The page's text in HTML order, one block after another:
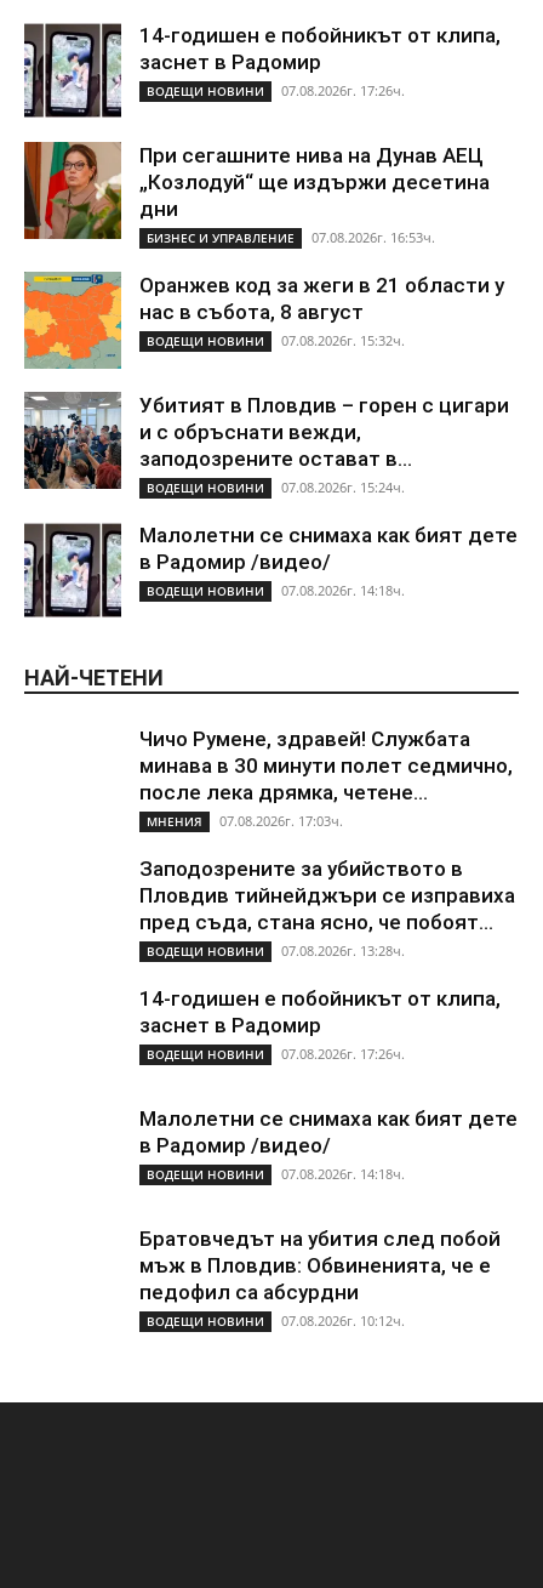
14-годишен е побойникът от клипа,
заснет в Радомир
ВОДЕЩИ НОВИНИ 07.08.2026г. 17:26ч.
При сегашните нива на Дунав АЕЦ
„Козлодуй“ ще издържи десетина
дни
БИЗНЕС И УПРАВЛЕНИЕ 07.08.2026г. 16:53ч.
Оранжев код за жеги в 21 области у
нас в събота, 8 август
ВОДЕЩИ НОВИНИ 07.08.2026г. 15:32ч.
Убитият в Пловдив – горен с цигари
и с обръснати вежди,
заподозрените остават в...
ВОДЕЩИ НОВИНИ 07.08.2026г. 15:24ч.
Малолетни се снимаха как бият дете
в Радомир /видео/
ВОДЕЩИ НОВИНИ 07.08.2026г. 14:18ч.
НАЙ-ЧЕТЕНИ
Чичо Румене, здравей! Службата
минава в 30 минути полет седмично,
после лека дрямка, четене...
МНЕНИЯ 07.08.2026г. 17:03ч.
Заподозрените за убийството в
Пловдив тийнейджъри се изправиха
пред съда, стана ясно, че побоят...
ВОДЕЩИ НОВИНИ 07.08.2026г. 13:28ч.
14-годишен е побойникът от клипа,
заснет в Радомир
ВОДЕЩИ НОВИНИ 07.08.2026г. 17:26ч.
Малолетни се снимаха как бият дете
в Радомир /видео/
ВОДЕЩИ НОВИНИ 07.08.2026г. 14:18ч.
Братовчедът на убития след побой
мъж в Пловдив: Обвиненията, че е
педофил са абсурдни
ВОДЕЩИ НОВИНИ 07.08.2026г. 10:12ч.